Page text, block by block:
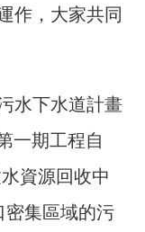
作，大家共同
水下水道計畫
一期工程自
資源回收中
密集區域的污